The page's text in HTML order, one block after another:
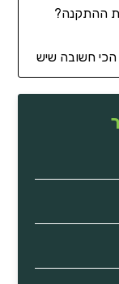
ההתקנה?
חשובה שיש